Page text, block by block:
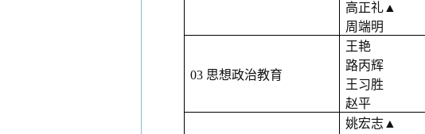
高正礼 ▲
周端明
03 思想政治教育
王艳
路丙辉
王习胜
赵平
姚宏志 ▲